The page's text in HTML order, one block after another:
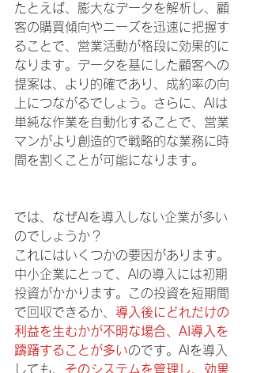
たとえば、膨大なデータを解析し、顧
客の購買傾向やニーズを迅速に把握す
ることで、営業活動が格段に効果的に
なります。データを基にした顧客への
提案は、より的確であり、成約率の向
上につながるでしょう。さらに、AIは
単純な作業を自動化することで、営業
マンがより創造的で戦略的な業務に時
間を割くことが可能になります。
では、なぜAIを導入しない企業が多い
のでしょうか？
これにはいくつかの要因があります。
中小企業にとって、AIの導入には初期
投資がかかります。この投資を短期間
で回収できるか、 導入後にどれだけの
利益を生むかが不明な場合、AI導入を
躊躇することが多いのです。AIを導入
しても、 そのシステムを管理し、効果